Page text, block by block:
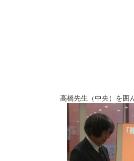
高橋先生（中央